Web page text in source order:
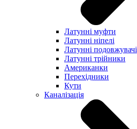
Латунні муфти
Латунні ніпелі
Латунні подовжувачі
Латунні трійники
Американки
Перехідники
Кути
Каналізація